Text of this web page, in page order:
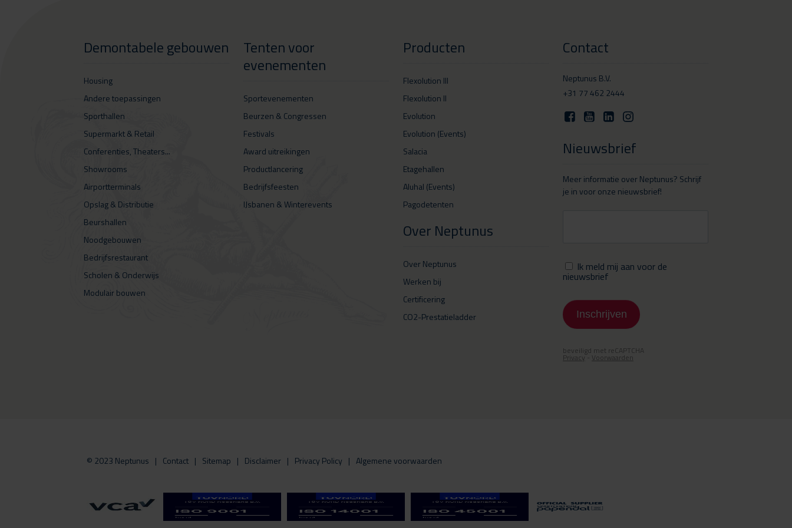
Demontabele gebouwen
Housing
Andere toepassingen
Sporthallen
Supermarkt & Retail
Conferenties, Theaters...
Showrooms
Airportterminals
Opslag & Distributie
Beurshallen
Noodgebouwen
Bedrijfsrestaurant
Scholen & Onderwijs
Modulair bouwen
Tenten voor
evenementen
Sportevenementen
Beurzen & Congressen
Festivals
Award uitreikingen
Productlancering
Bedrijfsfeesten
IJsbanen & Winterevents
Producten
Flexolution III
Flexolution II
Evolution
Evolution (Events)
Salacia
Etagehallen
Aluhal (Events)
Pagodetenten
Over Neptunus
Over Neptunus
Werken bij
Certificering
CO2-Prestatieladder
Contact
Neptunus B.V.
+31 77 462 2444
Nieuwsbrief
Meer informatie over Neptunus? Schrijf
je in voor onze nieuwsbrief!
© 2023 Neptunus Contact Sitemap Disclaimer Privacy Policy Algemene voorwaarden